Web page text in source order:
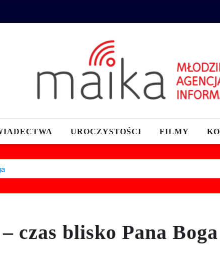
UROCZYSTOŚCI FILMY
czas blisko Pana Boga